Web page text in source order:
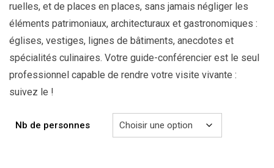
ruelles, et de places en places, sans jamais négliger les
éléments patrimoniaux, architecturaux et gastronomiques :
églises, vestiges, lignes de bâtiments, anecdotes et
spécialités culinaires. Votre guide-conférencier est le seul
professionnel capable de rendre votre visite vivante :
suivez le !
Nb de personnes